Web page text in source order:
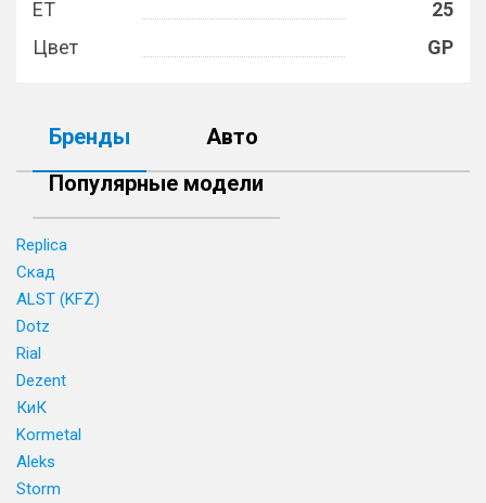
ET
25
Цвет
GP
Бренды
Авто
Популярные модели
Replica
Скад
ALST (KFZ)
Dotz
Rial
Dezent
КиК
Kormetal
Aleks
Storm